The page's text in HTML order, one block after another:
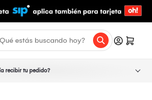
recibir tu pedido?